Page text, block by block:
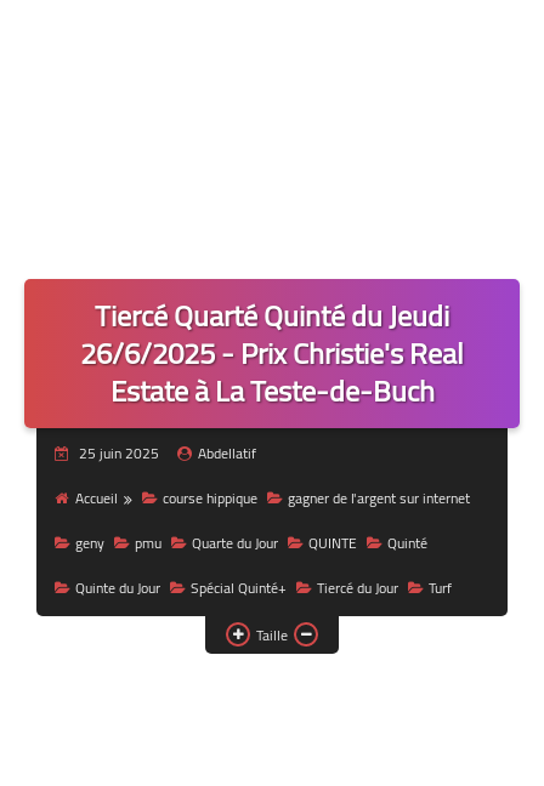
Tiercé Quarté Quinté du Jeudi
26/6/2025 - Prix Christie's Real
Estate à La Teste-de-Buch
25 juin 2025
Abdellatif
Accueil
course hippique
gagner de l'argent sur internet
geny
pmu Quarte du Jour QUINTE
Quinté
Quinte du Jour
Spécial Quinté+ Tiercé du Jour
Turf
Taille